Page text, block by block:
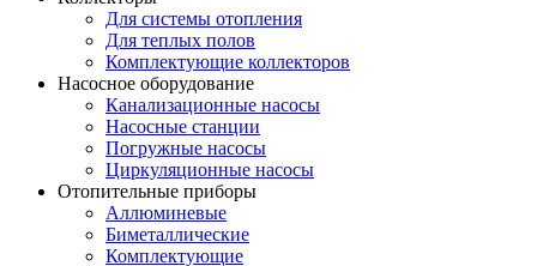
Для системы отопления
Для теплых полов
Комплектующие коллекторов
Насосное оборудование
Канализационные насосы
Насосные станции
Погружные насосы
Циркуляционные насосы
Отопительные приборы
Аллюминевые
Биметаллические
Комплектующие